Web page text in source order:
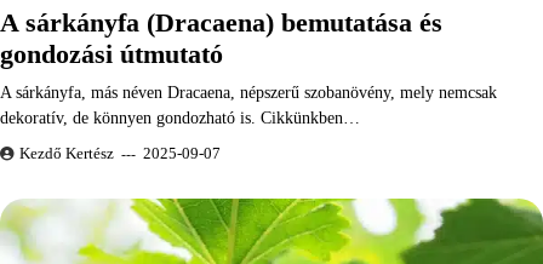
A sárkányfa (Dracaena) bemutatása és
gondozási útmutató
A sárkányfa, más néven Dracaena, népszerű szobanövény, mely nemcsak
dekoratív, de könnyen gondozható is. Cikkünkben…
Kezdő Kertész 2025-09-07